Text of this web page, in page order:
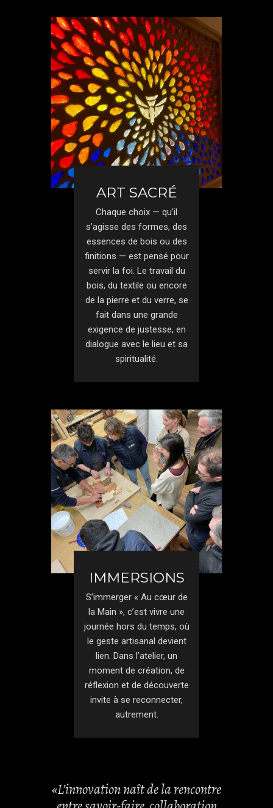
ART SACRÉ
Chaque choix — qu’il
s’agisse des formes, des
essences de bois ou des
finitions — est pensé pour
servir la foi. Le travail du
bois, du textile ou encore
de la pierre et du verre, se
fait dans une grande
exigence de justesse, en
dialogue avec le lieu et sa
spiritualité.
IMMERSIONS
S’immerger « Au cœur de
la Main », c’est vivre une
journée hors du temps, où
le geste artisanal devient
lien. Dans l’atelier, un
moment de création, de
réflexion et de découverte
invite à se reconnecter,
autrement.
«L’innovation naît de la rencontre